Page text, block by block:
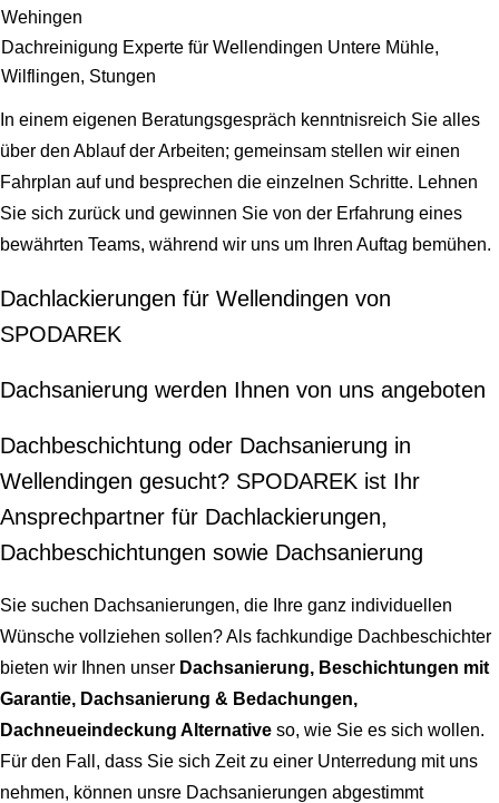
Wehingen
Dachreinigung Experte für Wellendingen Untere Mühle,
Wilflingen, Stungen
In einem eigenen Beratungsgespräch kenntnisreich Sie alles
über den Ablauf der Arbeiten; gemeinsam stellen wir einen
Fahrplan auf und besprechen die einzelnen Schritte. Lehnen
Sie sich zurück und gewinnen Sie von der Erfahrung eines
bewährten Teams, während wir uns um Ihren Auftag bemühen.
Dachlackierungen für Wellendingen von
SPODAREK
Dachsanierung werden Ihnen von uns angeboten
Dachbeschichtung oder Dachsanierung in
Wellendingen gesucht? SPODAREK ist Ihr
Ansprechpartner für Dachlackierungen,
Dachbeschichtungen sowie Dachsanierung
Sie suchen Dachsanierungen, die Ihre ganz individuellen
Wünsche vollziehen sollen? Als fachkundige Dachbeschichter
bieten wir Ihnen unser Dachsanierung, Beschichtungen mit
Garantie, Dachsanierung & Bedachungen,
Dachneueindeckung Alternative so, wie Sie es sich wollen.
Für den Fall, dass Sie sich Zeit zu einer Unterredung mit uns
nehmen, können unsre Dachsanierungen abgestimmt